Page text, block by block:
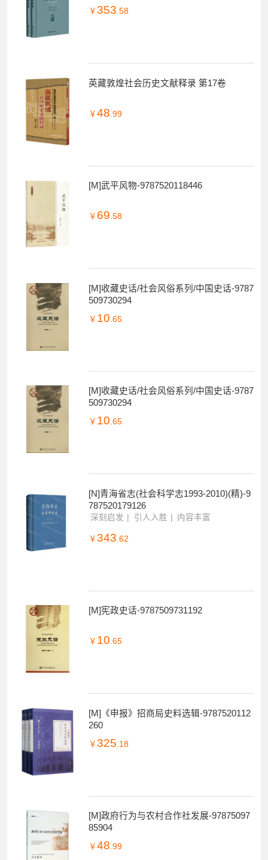
￥ 353.58
英藏敦煌社会历史文献释录 第17卷
￥ 48 .99
[M]武平风物-9787520118446
￥ 69.58
[M]收藏史话/社会风俗系列/中国史话-9787
509730294
￥ 10 .65
[M]收藏史话/社会风俗系列/中国史话-9787
509730294
￥ 10.65
[N]青海省志(社会科学志1993-2010)(精)-9
787520179126
深刻启发 引人入胜 内容丰富
￥ 343 .62
[M]宪政史话-9787509731192
￥ 10.65
[M]《申报》招商局史料选辑-9787520112
260
￥ 325 .18
[M]政府行为与农村合作社发展-97875097
85904
￥ 48.99